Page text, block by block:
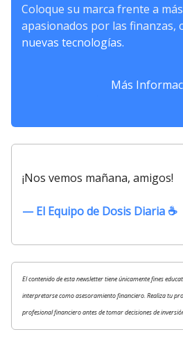
Coloque su marca frente a
apasionados por las finanzas,
nuevas tecnologías.
Más
¡Nos vemos mañana, amigos!
— El Equipo de Dosis Diaria ☕️
El contenido de esta newsletter tiene únicamente fines
interpretarse como asesoramiento financiero. Realiza tu
profesional financiero antes de tomar decisiones de